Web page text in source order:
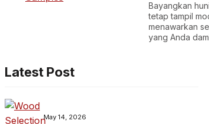
Bayangkan
tetap tampil
menawarkan
yang Anda
Latest Post
May 14, 2026